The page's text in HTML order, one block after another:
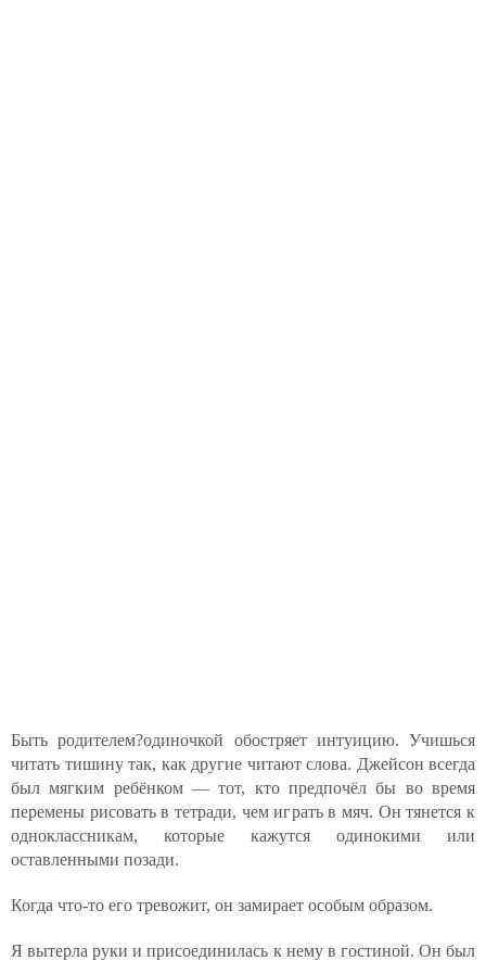
Быть родителем?одиночкой обостряет интуицию. Учишься
читать тишину так, как другие читают слова. Джейсон всегда
был мягким ребёнком — тот, кто предпочёл бы во время
перемены рисовать в тетради, чем играть в мяч. Он тянется к
одноклассникам, которые кажутся одинокими или
оставленными позади.
Когда что-то его тревожит, он замирает особым образом.
Я вытерла руки и присоединилась к нему в гостиной. Он был